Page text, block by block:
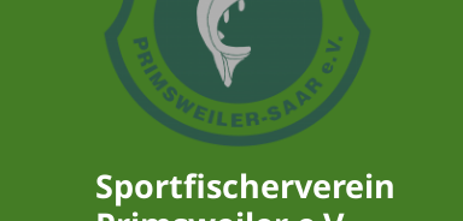
Sportfischerverein